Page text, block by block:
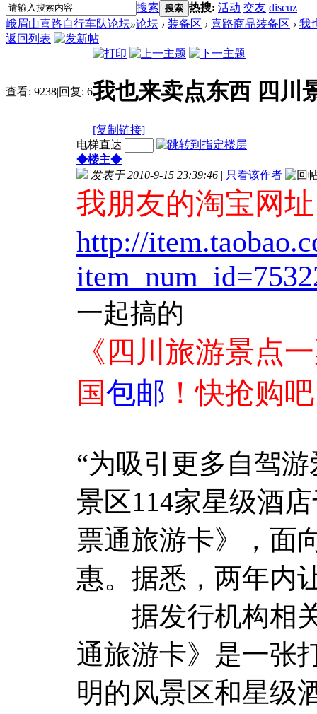
搜索 搜索 热搜: 活动 交友 discuz
峨眉山喜路自行车队论坛»论坛 › 装备区 › 喜路商品装备区 › 我
返回列表
查看: 9238|回复: 6我也来卖点东西 四川
[复制链接]
电梯直达
◆楼主◆
发表于 2010-9-15 23:39:46 | 只看该作者
我朋友的淘宝网
http://
一起搞的
《四川旅游景点
国包邮 ！快抢购
“为吸引更多自驾
景区114家星级酒
票通旅游卡》，面
惠。据悉，两年内
据发行机构相关
通旅游卡》是一张
明的风景区和星级